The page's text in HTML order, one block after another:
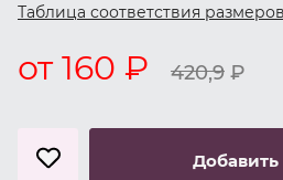
Таблица соответствия размеров
от 160 ₽ 420,9 ₽
Добавить